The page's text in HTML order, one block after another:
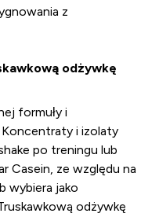
z
odżywkę
formuły i
i izolaty
po treningu lub
Casein, ze względu na
wybiera jako
odżywkę